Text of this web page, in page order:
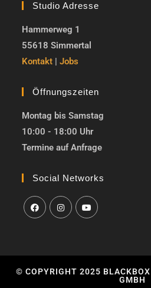
Studio Adresse
Hammerweg 1
55618 Simmertal
Kontakt |Jobs
Öffnungszeiten
Montag bis Samstag
10:00 - 18:00 Uhr
Termine auf Anfrage
Social Networks
© COPYRIGHT 2025 BLACKBOX
GMBH